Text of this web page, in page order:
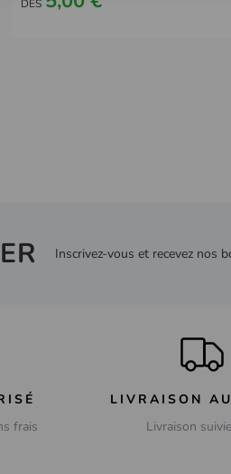
DÈS
Inscrivez-vous et recevez nos
frais
LIVRAISON
Livraison